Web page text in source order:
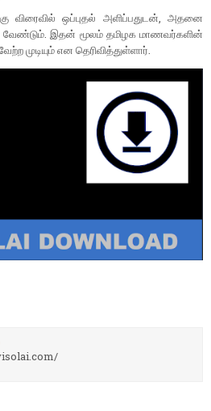
விரைவில் ஒப்புதல் அளிப்பதுடன், அதனை
வேண்டும். இதன் மூலம் தமிழக மாணவர்களின்
முடியும் என தெரிவித்துள்ளார்.